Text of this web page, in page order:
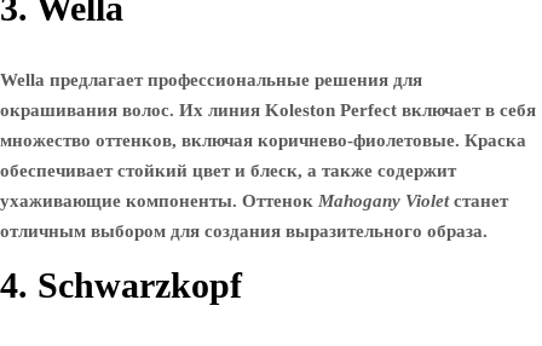
Wella предлагает профессиональные решения для
окрашивания волос. Их линия Koleston Perfect включает в себя
множество оттенков, включая коричнево-фиолетовые. Краска
обеспечивает стойкий цвет и блеск, а также содержит
ухаживающие компоненты. Оттенок Mahogany Violetстанет
отличным выбором для создания выразительного образа.
4. Schwarzkopf